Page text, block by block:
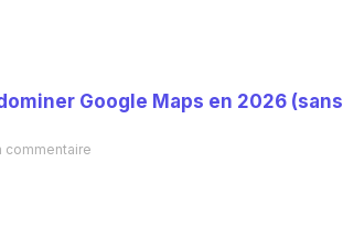
Google Maps en 2026 (sans
commentaire